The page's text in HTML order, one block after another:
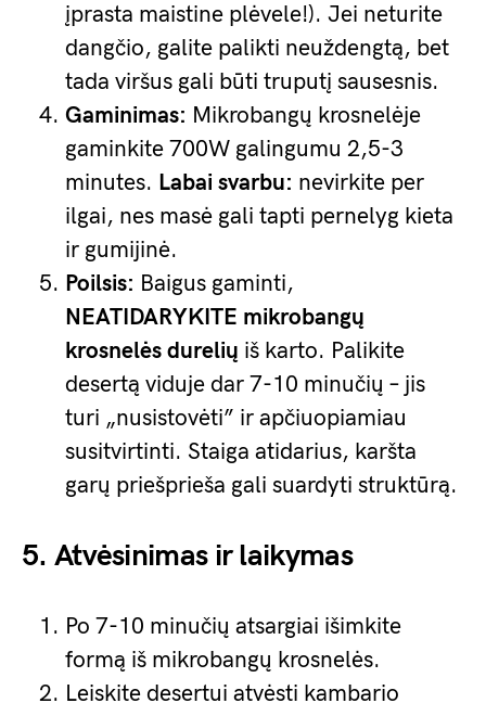
įprasta maistine plėvele!). Jei neturite
dangčio, galite palikti neuždengtą, bet
tada viršus gali būti truputį sausesnis.
Gaminimas: Mikrobangų krosnelėje
gaminkite 700W galingumu 2,5-3
minutes. Labai svarbu: nevirkite per
ilgai, nes masė gali tapti pernelyg kieta
ir gumijinė.
Poilsis: Baigus gaminti,
NEATIDARYKITE mikrobangų
krosnelės durelių iš karto. Palikite
desertą viduje dar 7-10 minučių – jis
turi „nusistovėti” ir apčiuopiamiau
susitvirtinti. Staiga atidarius, karšta
garų priešprieša gali suardyti struktūrą.
5. Atvėsinimas ir laikymas
Po 7-10 minučių atsargiai išimkite
formą iš mikrobangų krosnelės.
Leiskite desertui atvėsti kambario